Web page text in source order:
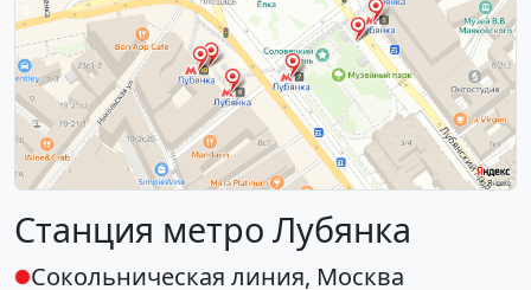
Станция метро Лубянка
Сокольническая линия, Москва